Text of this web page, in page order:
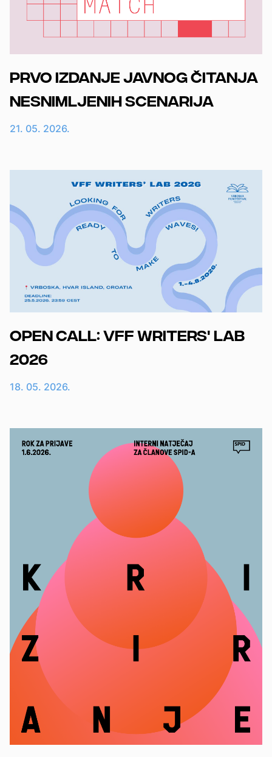
Prvo izdanje javnog čitanja
nesnimljenih scenarija
21. 05. 2026.
Open Call: VFF Writers' Lab
2026
18. 05. 2026.